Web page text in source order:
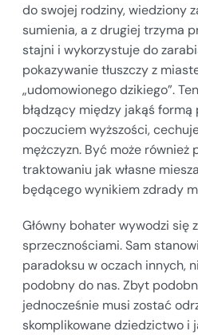
do swojej rodziny, wiedziony
sumienia, a z drugiej trzyma
stajni i wykorzystuje do
pokazywanie tłuszczy z
„udomowionego dzikiego”.
błądzący między jakąś formą
poczuciem wyższości,
mężczyzn. Być może
traktowaniu jak własne
będącego wynikiem zdrady
Główny bohater wywodzi się
sprzecznościami. Sam
paradoksu w oczach innych,
podobny do nas. Zbyt
jednocześnie musi zostać
skomplikowane dziedzictwo i